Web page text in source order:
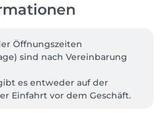
Öffnungszeiten
sind nach Vereinbarung
es entweder auf der
Einfahrt vor dem Geschäft.